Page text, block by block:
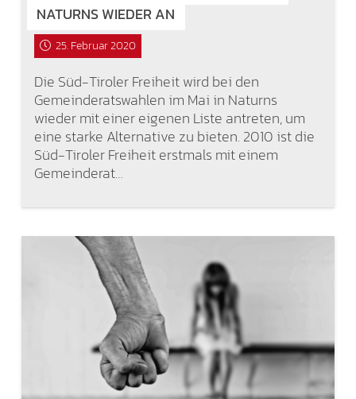
NATURNS WIEDER AN
25. Februar 2020
Die Süd-Tiroler Freiheit wird bei den
Gemeinderatswahlen im Mai in Naturns
wieder mit einer eigenen Liste antreten, um
eine starke Alternative zu bieten. 2010 ist die
Süd-Tiroler Freiheit erstmals mit einem
Gemeinderat…